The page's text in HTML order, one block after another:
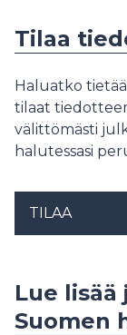
Tilaa
Haluatko tietää
tilaat
välittömästi
halutessasi
TILAA
Lue
Suomen